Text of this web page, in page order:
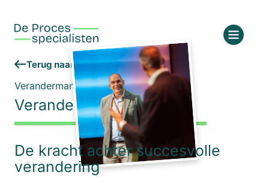
Terug naar het overzicht
Verandermanagers
Verandering met impact
De kracht achter succesvolle
verandering